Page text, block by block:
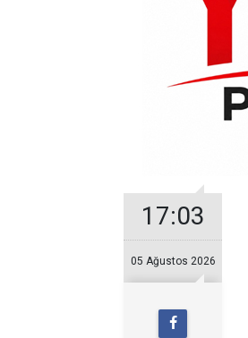
17:03
05 Ağustos 2026